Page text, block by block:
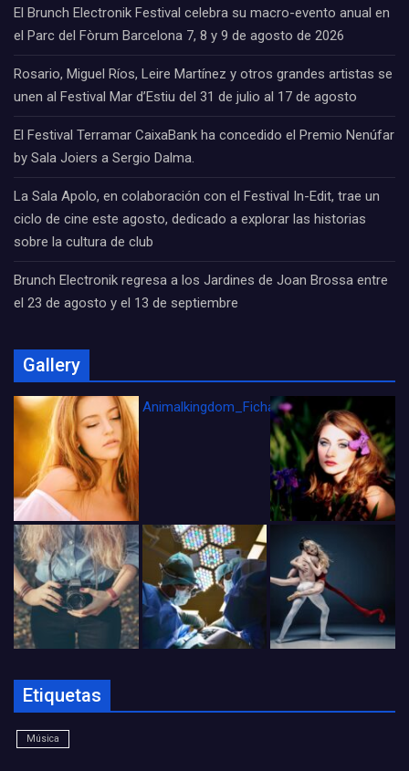
El Brunch Electronik Festival celebra su macro-evento anual en
el Parc del Fòrum Barcelona 7, 8 y 9 de agosto de 2026
Rosario, Miguel Ríos, Leire Martínez y otros grandes artistas se
unen al Festival Mar d’Estiu del 31 de julio al 17 de agosto
El Festival Terramar CaixaBank ha concedido el Premio Nenúfar
by Sala Joiers a Sergio Dalma.
La Sala Apolo, en colaboración con el Festival In-Edit, trae un
ciclo de cine este agosto, dedicado a explorar las historias
sobre la cultura de club
Brunch Electronik regresa a los Jardines de Joan Brossa entre
el 23 de agosto y el 13 de septiembre
Gallery
Animalkingdom_FichaCine
Etiquetas
Música